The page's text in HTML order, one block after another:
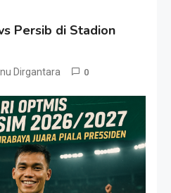
Persib di Stadion
Dirgantara 0